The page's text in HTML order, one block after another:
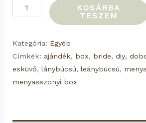
Gyémántos
mennyiség
KOSÁRBA
TESZEM
Kategória: Egyéb
Címkék: ajándék, box, bride, diy,
esküvő, lánybúcsú, leánybúcsú,
menyasszonyi box